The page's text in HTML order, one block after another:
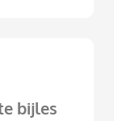
bijles